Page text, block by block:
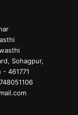
Sohagpur,
- 461771